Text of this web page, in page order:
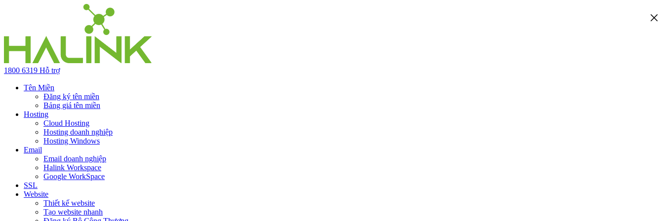
1800 6319 Hỗ trợ
Tên Miền
Đăng ký tên miền
Bảng giá tên miền
Hosting
Cloud Hosting
Hosting doanh nghiệp
Hosting Windows
Email
Email doanh nghiệp
Halink Workspace
Google WorkSpace
SSL
Website
Thiết kế website
Tạo website nhanh